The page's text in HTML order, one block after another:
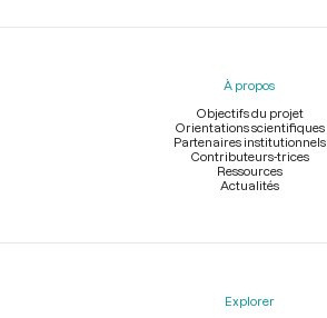
Menu
À propos
Objectifs du projet
Orientations scientifiques
Partenaires institutionnels
Contributeurs-trices
Ressources
Actualités
Explorer